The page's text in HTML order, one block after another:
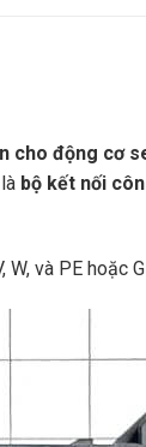
cho động cơ
là bộ kết nối
W, và PE hoặc